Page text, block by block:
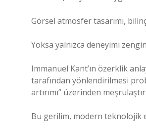
Görsel atmosfer tasarımı,
Yoksa yalnızca deneyimi
Immanuel Kant’ın özerklik
tarafından yönlendirilmesi
artırımı” üzerinden
Bu gerilim, modern teknolojik